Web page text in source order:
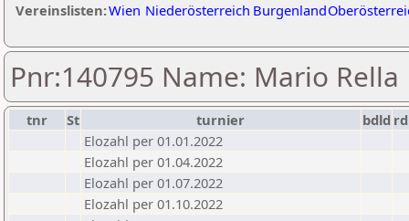
Vereinslisten:Wien Niederösterreich Burgenland
Pnr:140795 Name: Mario Rella
tnr St turnier bdld rd
Elozahl per 01.01.2022
Elozahl per 01.04.2022
Elozahl per 01.07.2022
Elozahl per 01.10.2022